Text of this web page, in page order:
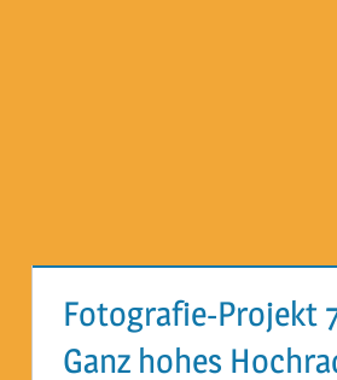
Fotografie-Projekt
Ganz hohes